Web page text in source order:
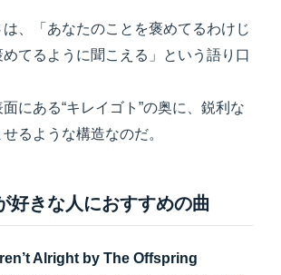
、「あなたのことを褒めてるわけじ
てるように聞こえる」という語り口
にある“キレイゴト”の奥に、鋭利な
るような構造なのだ。
好きな人におすすめの曲
Alright by The Offspring